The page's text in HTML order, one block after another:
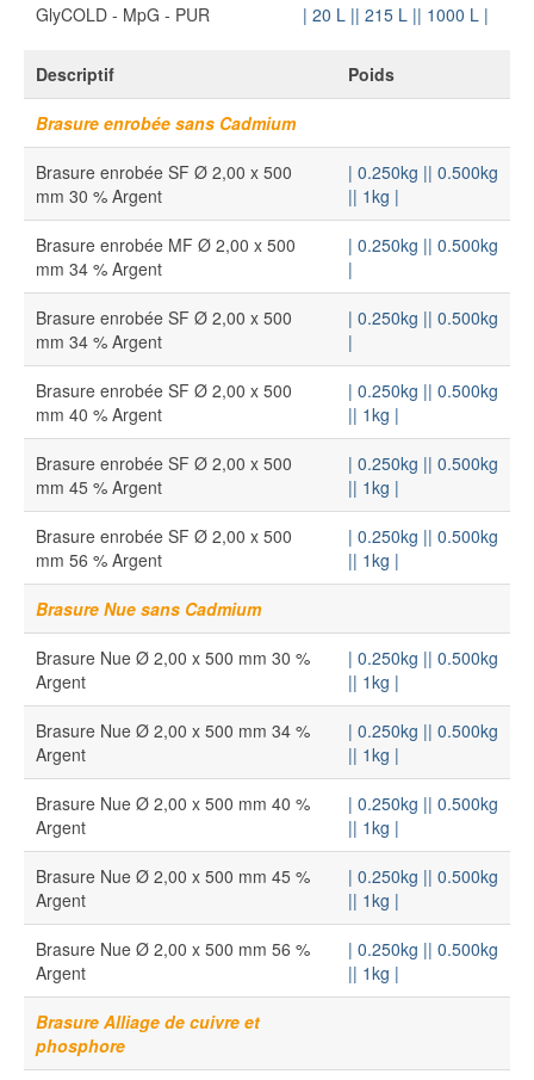
GlyCOLD - MpG - PUR | 20 L || 215 L || 1000 L |
Descriptif Poids
Brasure enrobée sans Cadmium
Brasure enrobée SF Ø 2,00 x 500
mm 30 % Argent
| 0.250kg || 0.500kg
|| 1kg |
Brasure enrobée MF Ø 2,00 x 500
mm 34 % Argent
| 0.250kg || 0.500kg
|
Brasure enrobée SF Ø 2,00 x 500
mm 34 % Argent
| 0.250kg || 0.500kg
|
Brasure enrobée SF Ø 2,00 x 500
mm 40 % Argent
| 0.250kg || 0.500kg
|| 1kg |
Brasure enrobée SF Ø 2,00 x 500
mm 45 % Argent
| 0.250kg || 0.500kg
|| 1kg |
Brasure enrobée SF Ø 2,00 x 500
mm 56 % Argent
| 0.250kg || 0.500kg
|| 1kg |
Brasure Nue sans Cadmium
Brasure Nue Ø 2,00 x 500 mm 30 %
Argent
| 0.250kg || 0.500kg
|| 1kg |
Brasure Nue Ø 2,00 x 500 mm 34 %
Argent
| 0.250kg || 0.500kg
|| 1kg |
Brasure Nue Ø 2,00 x 500 mm 40 %
Argent
| 0.250kg || 0.500kg
|| 1kg |
Brasure Nue Ø 2,00 x 500 mm 45 %
Argent
| 0.250kg || 0.500kg
|| 1kg |
Brasure Nue Ø 2,00 x 500 mm 56 %
Argent
| 0.250kg || 0.500kg
|| 1kg |
Brasure Alliage de cuivre et
phosphore